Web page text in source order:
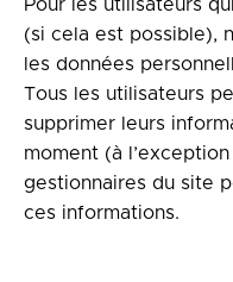
Pour les utilisateurs
(si cela est possible),
les données
Tous les utilisateurs
supprimer leurs
moment (à
gestionnaires du site
ces informations.